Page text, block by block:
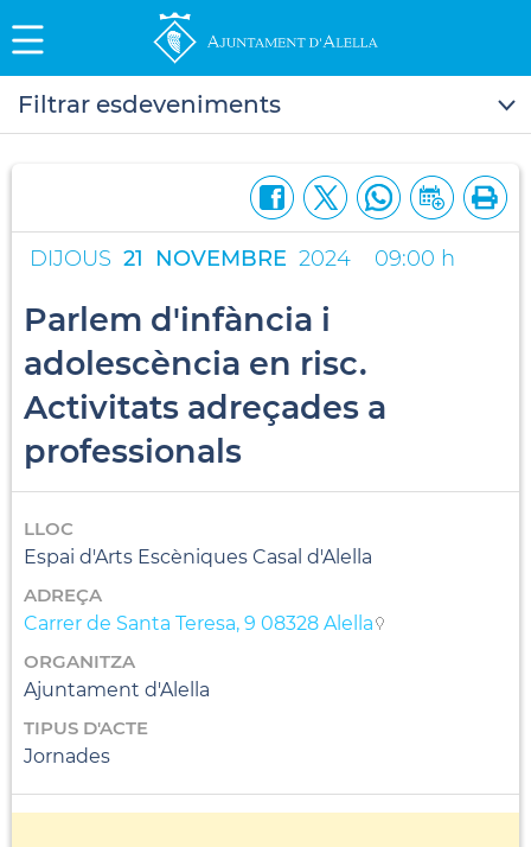
Filtrar esdeveniments
DIJOUS 21 NOVEMBRE 2024 09:00 h
Parlem d'infància i
adolescència en risc.
Activitats adreçades a
professionals
LLOC
Espai d'Arts Escèniques Casal d'Alella
ADREÇA
Carrer de Santa Teresa, 9 08328 Alella
ORGANITZA
Ajuntament d'Alella
TIPUS D'ACTE
Jornades